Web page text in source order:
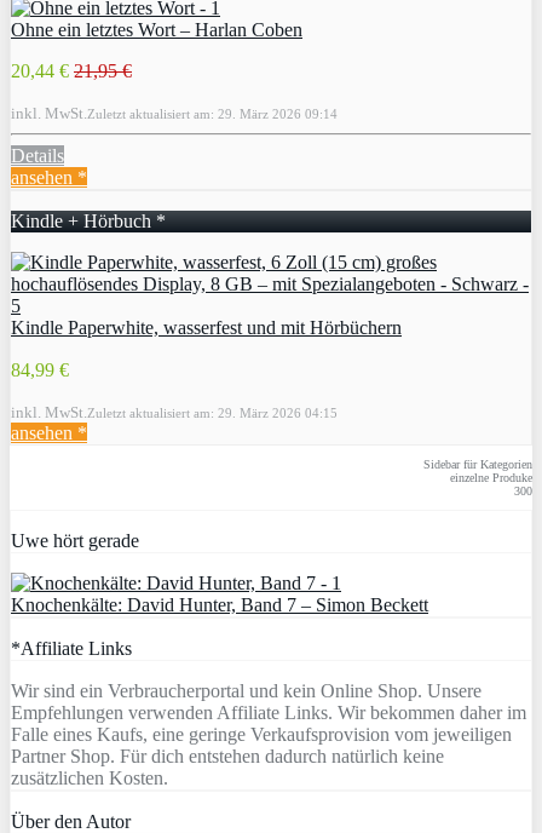
Ohne ein letztes Wort – Harlan Coben
20,44 € 21,95 €
inkl. MwSt. Zuletzt aktualisiert am: 29. März 2026 09:14
Details
ansehen *
Kindle + Hörbuch *
Kindle Paperwhite, wasserfest und mit Hörbüchern
84,99 €
inkl. MwSt. Zuletzt aktualisiert am: 29. März 2026 04:15
ansehen *
Sidebar für Kategorien
einzelne Produke
300
Uwe hört gerade
Knochenkälte: David Hunter, Band 7 – Simon Beckett
*Affiliate Links
Wir sind ein Verbraucherportal und kein Online Shop. Unsere
Empfehlungen verwenden Affiliate Links. Wir bekommen daher im
Falle eines Kaufs, eine geringe Verkaufsprovision vom jeweiligen
Partner Shop. Für dich entstehen dadurch natürlich keine
zusätzlichen Kosten.
Über den Autor